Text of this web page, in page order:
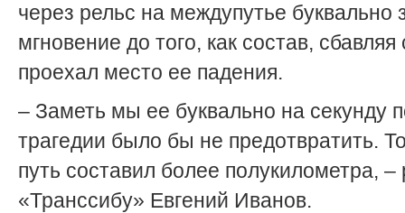
через рельс на междупутье буквально
мгновение до того, как состав, сбавляя
проехал место ее падения.
– Заметь мы ее буквально на секунду
трагедии было бы не предотвратить.
путь составил более полукилометра, –
«Транссибу» Евгений Иванов.